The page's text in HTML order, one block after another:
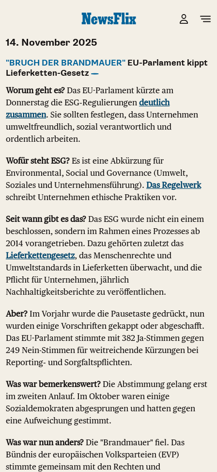
14. November 2025
"BRUCH DER BRANDMAUER" EU-Parlament kippt
Lieferketten-Gesetz
Worum geht es? Das EU-Parlament kürzte am
Donnerstag die ESG‑Regulierungen deutlich
zusammen. Sie sollten festlegen, dass Unternehmen
umweltfreundlich, sozial verantwortlich und
ordentlich arbeiten.
Wofür steht ESG? Es ist eine Abkürzung für
Environmental, Social und Governance (Umwelt,
Soziales und Unternehmensführung). Das Regelwerk
schreibt Unternehmen ethische Praktiken vor.
Seit wann gibt es das? Das ESG wurde nicht ein einem
beschlossen, sondern im Rahmen eines Prozesses ab
2014 vorangetrieben. Dazu gehörten zuletzt das
Lieferkettengesetz, das Menschenrechte und
Umweltstandards in Lieferketten überwacht, und die
Pflicht für Unternehmen, jährlich
Nachhaltigkeitsberichte zu veröffentlichen.
Aber? Im Vorjahr wurde die Pausetaste gedrückt, nun
wurden einige Vorschriften gekappt oder abgeschafft.
Das EU-Parlament stimmte mit 382 Ja-Stimmen gegen
249 Nein-Stimmen für weitreichende Kürzungen bei
Reporting‑ und Sorgfaltspflichten.
Was war bemerkenswert? Die Abstimmung gelang erst
im zweiten Anlauf. Im Oktober waren einige
Sozialdemokraten abgesprungen und hatten gegen
eine Aufweichung gestimmt.
Was war nun anders? Die "Brandmauer" fiel. Das
Bündnis der europäischen Volksparteien (EVP)
stimmte gemeinsam mit den Rechten und